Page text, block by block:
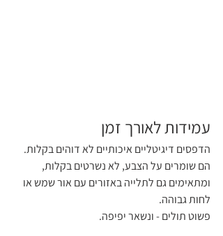
עמידות לאורך זמן
הדפסים דיגיטליים איכותיים לא דוהים בקלות.
הם שומרים על הצבע, לא נשרטים בקלות,
ומתאימים גם לתלייה באזורים עם אור שמש או
לחות גבוהה.
פשוט תולים - ונשאר יפיפה.